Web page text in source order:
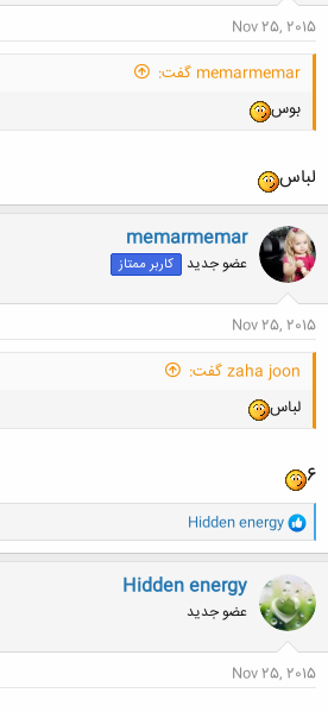
Nov 25, 2015
memarmemar گفت:
بوس
لباس
memarmemar
عضو جدید کاربر ممتاز
Nov 25, 2015
zaha joon گفت:
لباس
6
و
ا
ک
ن
ش
ه
ا
Hidden energy
Hidden energy
عضو جدید
Nov 25, 2015